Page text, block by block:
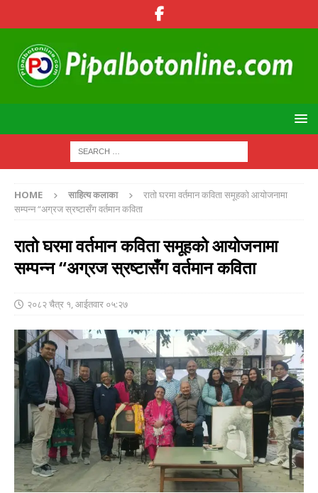
HOME साहित्य कलाका
रातो घरमा वर्तमान कविता समूहको आयोजनामा
सम्पन्न “अग्रज स्रष्टासँग वर्तमान कविता
रातो घरमा वर्तमान कविता समूहको आयोजनामा
सम्पन्न “अग्रज स्रष्टासँग वर्तमान कविता
२०८२ चैत्र १, आईतवार ०५:२७